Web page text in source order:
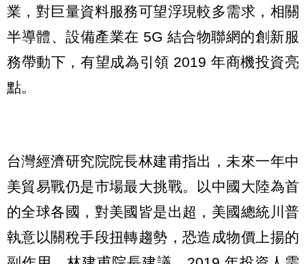
業，對巨量資料服務可望浮現較多需求，相關
半導體、設備產業在 5G 結合物聯網的創新服
務帶動下，有望成為引領 2019 年商機投資亮
點。
台灣經濟研究院院長林建甫指出，未來一年中
美貿易戰仍是市場最大挑戰。以中國大陸為首
的全球各國，對美國皆是出超，美國總統川普
執意以關稅手段扭轉趨勢，恐造成物價上揚的